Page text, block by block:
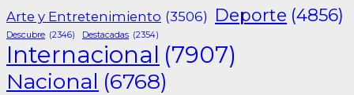
Arte y Entretenimiento (3506) Deporte (4856)
Descubre (2346) Destacadas (2354)
Internacional (7907)
Nacional (6768)